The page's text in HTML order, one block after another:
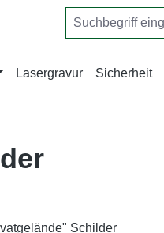
Lasergravur Sicherheit